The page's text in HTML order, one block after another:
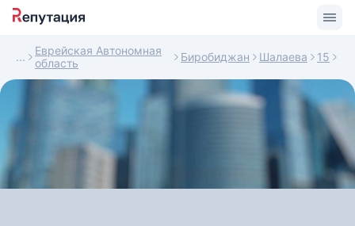
Еврейская Автономная
область
Биробиджан Шалаева 15